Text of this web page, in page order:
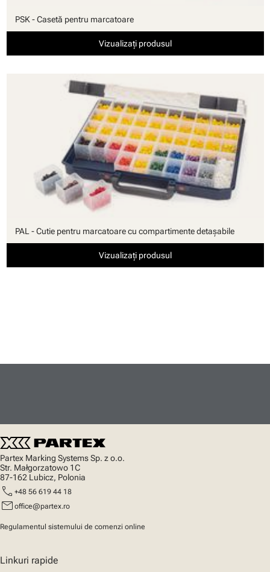
PSK - Casetă pentru marcatoare
Vizualizați produsul
PAL - Cutie pentru marcatoare cu compartimente detaşabile
Vizualizați produsul
Partex Marking Systems Sp. z o.o.
Str. Małgorzatowo 1C
87-162 Lubicz, Polonia
call +48 56 619 44 18
mail office@partex.ro
Regulamentul sistemului de comenzi online
Linkuri rapide